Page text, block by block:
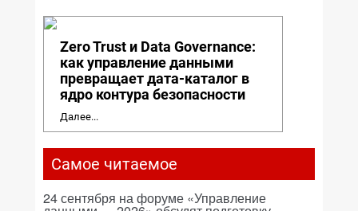
Zero Trust и Data Governance:
как управление данными
превращает дата-каталог в
ядро контура безопасности
Далее...
Самое читаемое
24 сентября на форуме «Управление